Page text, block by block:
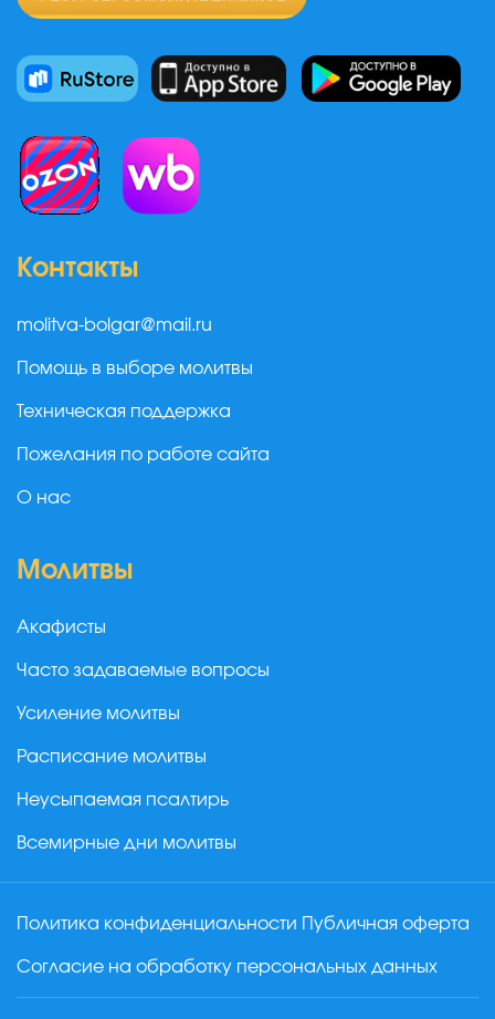
Контакты
molitva-bolgar@mail.ru
Помощь в выборе молитвы
Техническая поддержка
Пожелания по работе сайта
О нас
Молитвы
Акафисты
Часто задаваемые вопросы
Усиление молитвы
Расписание молитвы
Неусыпаемая псалтирь
Всемирные дни молитвы
Политика конфиденциальности Публичная оферта
Согласие на обработку персональных данных